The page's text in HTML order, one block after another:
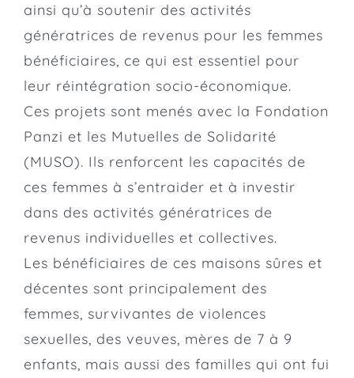
ainsi qu’à soutenir des activités
génératrices de revenus pour les femmes
bénéficiaires, ce qui est essentiel pour
leur réintégration socio-économique.
Ces projets sont menés avec la Fondation
Panzi et les Mutuelles de Solidarité
(MUSO). Ils renforcent les capacités de
ces femmes à s’entraider et à investir
dans des activités génératrices de
revenus individuelles et collectives.
Les bénéficiaires de ces maisons sûres et
décentes sont principalement des
femmes, survivantes de violences
sexuelles, des veuves, mères de 7 à 9
enfants, mais aussi des familles qui ont fui